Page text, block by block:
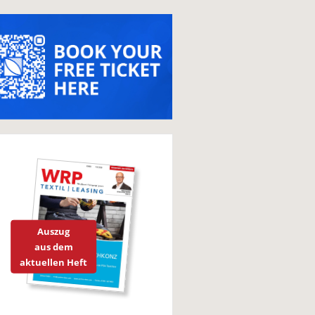
Auszug
aus dem
aktuellen Heft